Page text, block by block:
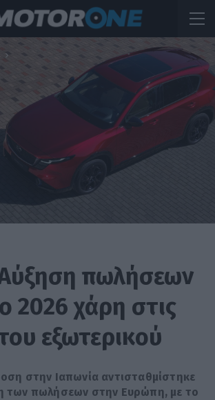
πωλήσεων
2026 χάρη στις
εξωτερικού
στην Ιαπωνία αντισταθμίστηκε
των πωλήσεων στην Ευρώπη, με το